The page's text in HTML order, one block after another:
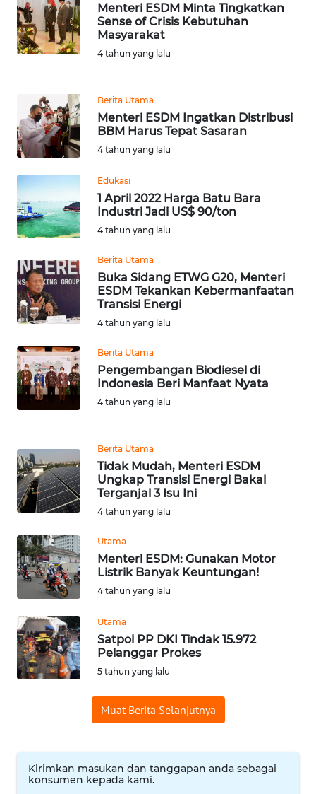
Menteri ESDM Minta Tingkatkan
Sense of Crisis Kebutuhan
Masyarakat
4 tahun yang lalu
Berita Utama
Menteri ESDM Ingatkan Distribusi
BBM Harus Tepat Sasaran
4 tahun yang lalu
Edukasi
1 April 2022 Harga Batu Bara
Industri Jadi US$ 90/ton
4 tahun yang lalu
Berita Utama
Buka Sidang ETWG G20, Menteri
ESDM Tekankan Kebermanfaatan
Transisi Energi
4 tahun yang lalu
Berita Utama
Pengembangan Biodiesel di
Indonesia Beri Manfaat Nyata
4 tahun yang lalu
Berita Utama
Tidak Mudah, Menteri ESDM
Ungkap Transisi Energi Bakal
Terganjal 3 Isu Ini
4 tahun yang lalu
Utama
Menteri ESDM: Gunakan Motor
Listrik Banyak Keuntungan!
4 tahun yang lalu
Utama
Satpol PP DKI Tindak 15.972
Pelanggar Prokes
5 tahun yang lalu
Muat Berita Selanjutnya
Kirimkan masukan dan tanggapan anda sebagai
konsumen kepada kami.
WN
GORONTALO
WN
MALUKU
WN
WN
DANAU
TOBA
WN
NIAS
WN
TAPANULI
SELATAN
TANJUNG
LESUNG
WN
WN
SIMALUNGUN
WN
TAPANULI
TENGAH